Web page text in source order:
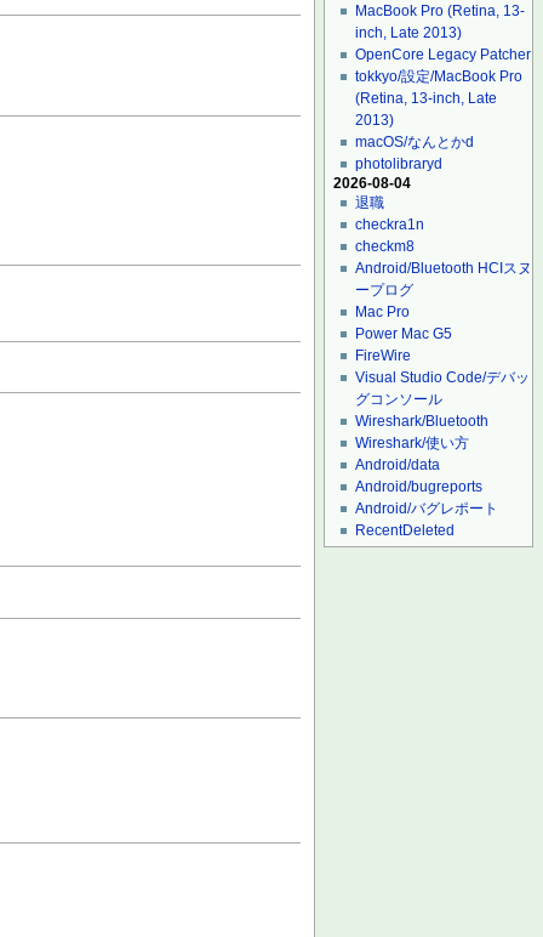
MacBook Pro (Retina, 13-
inch, Late 2013)
OpenCore Legacy Patcher
tokkyo/設定/MacBook Pro
(Retina, 13-inch, Late
2013)
macOS/なんとかd
photolibraryd
2026-08-04
退職
checkra1n
checkm8
Android/Bluetooth HCIスヌ
ープログ
Mac Pro
Power Mac G5
FireWire
Visual Studio Code/デバッ
グコンソール
Wireshark/Bluetooth
Wireshark/使い方
Android/data
Android/bugreports
Android/バグレポート
RecentDeleted